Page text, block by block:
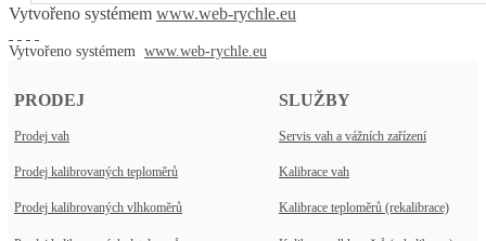
Vytvořeno systémem www.web-rychle.eu
Vytvořeno systémem www.web-rychle.eu
PRODEJ SLUŽBY
Prodej vah Servis vah a vážních zařízení
Prodej kalibrovaných teploměrů Kalibrace vah
Prodej kalibrovaných vlhkoměrů Kalibrace teploměrů (rekalibrace)